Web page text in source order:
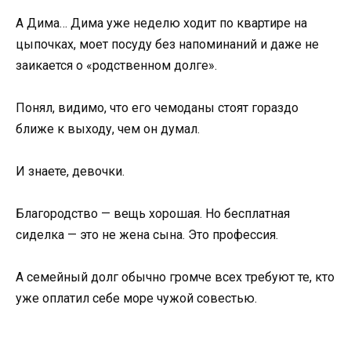
А Дима… Дима уже неделю ходит по квартире на
цыпочках, моет посуду без напоминаний и даже не
заикается о «родственном долге».
Понял, видимо, что его чемоданы стоят гораздо
ближе к выходу, чем он думал.
И знаете, девочки.
Благородство — вещь хорошая. Но бесплатная
сиделка — это не жена сына. Это профессия.
А семейный долг обычно громче всех требуют те, кто
уже оплатил себе море чужой совестью.